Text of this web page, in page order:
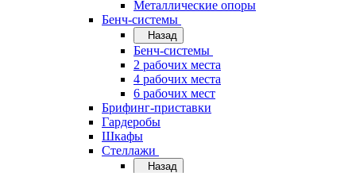
Металлические опоры
Бенч-системы
Назад
Бенч-системы
2 рабочих места
4 рабочих места
6 рабочих мест
Брифинг-приставки
Гардеробы
Шкафы
Стеллажи
Назад